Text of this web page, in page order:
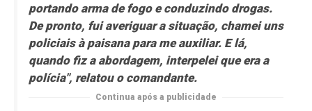
portando arma de fogo e conduzindo drogas.
De pronto, fui averiguar a situação, chamei uns
policiais à paisana para me auxiliar. E lá,
quando fiz a abordagem, interpelei que era a
polícia", relatou o comandante.
Continua após a publicidade